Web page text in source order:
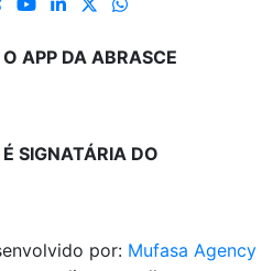
APP DA ABRASCE
SIGNATÁRIA DO
por: Mufasa Agency